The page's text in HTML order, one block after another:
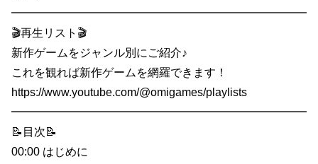
━━━━━━━━━━━━━━━━━━━━━━━━━━
🎬再生リスト🎬
新作ゲームをジャンル別にご紹介♪
これを観れば新作ゲームを網羅できます！
https://www.youtube.com/@omigames/playlists
━━━━━━━━━━━━━━━━━━━━━━━━━━
📝目次📝
00:00 はじめに